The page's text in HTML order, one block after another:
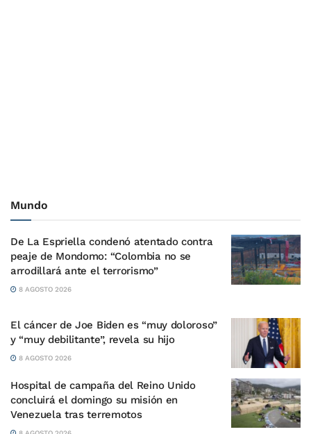
Mundo
De La Espriella condenó atentado contra
peaje de Mondomo: “Colombia no se
arrodillará ante el terrorismo”
8 AGOSTO 2026
El cáncer de Joe Biden es “muy doloroso”
y “muy debilitante”, revela su hijo
8 AGOSTO 2026
Hospital de campaña del Reino Unido
concluirá el domingo su misión en
Venezuela tras terremotos